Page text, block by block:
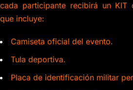
cada participante recibirá un KIT
que incluye:
Camiseta oficial del evento.
Tula deportiva.
Placa de identificación militar